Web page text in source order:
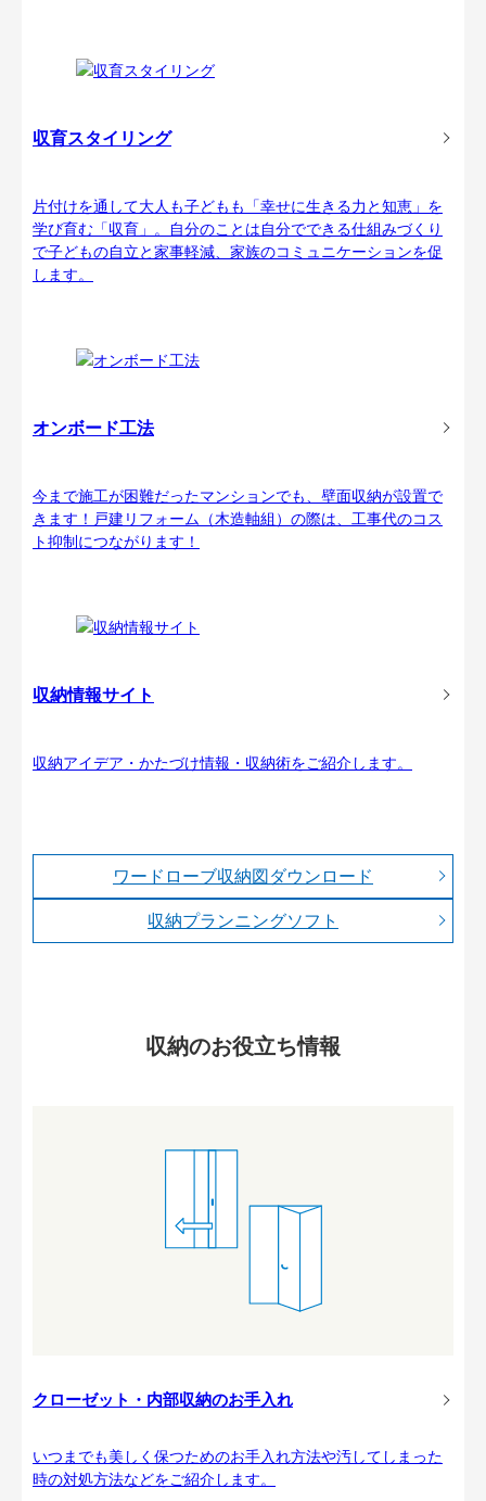
収育スタイリング
片付けを通して大人も子どもも「幸せに生きる力と知恵」を
学び育む「収育」。自分のことは自分でできる仕組みづくり
で子どもの自立と家事軽減、家族のコミュニケーションを促
します。
オンボード工法
今まで施工が困難だったマンションでも、壁面収納が設置で
きます！戸建リフォーム（木造軸組）の際は、工事代のコス
ト抑制につながります！
収納情報サイト
収納アイデア・かたづけ情報・収納術をご紹介します。
ワードローブ収納図ダウンロード
収納プランニングソフト
収納のお役立ち情報
クローゼット・内部収納のお手入れ
いつまでも美しく保つためのお手入れ方法や汚してしまった
時の対処方法などをご紹介します。